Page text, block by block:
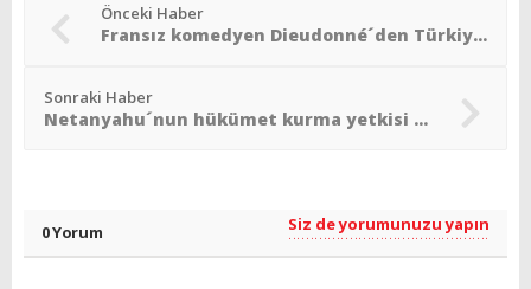
Önceki Haber
Fransız komedyen Dieudonné´den Türkiye´ye sığınma talebi
Sonraki Haber
Netanyahu´nun hükümet kurma yetkisi salı gecesi sona erecek
0 Yorum Siz de yorumunuzu yapın